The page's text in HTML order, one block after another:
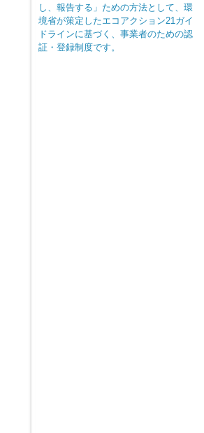
し、報告する」ための方法として、環
境省が策定したエコアクション21ガイ
ドラインに基づく、事業者のための認
証・登録制度です。